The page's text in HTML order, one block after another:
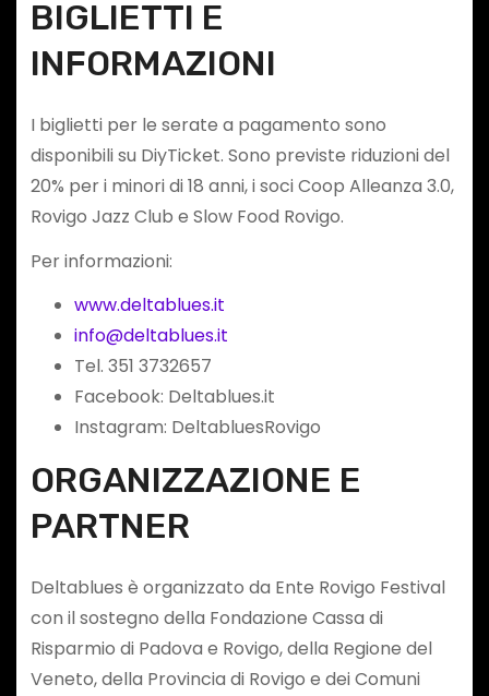
BIGLIETTI E
INFORMAZIONI
I biglietti per le serate a pagamento sono
disponibili su DiyTicket. Sono previste riduzioni del
20% per i minori di 18 anni, i soci Coop Alleanza 3.0,
Rovigo Jazz Club e Slow Food Rovigo.
Per informazioni:
www.deltablues.it
info@deltablues.it
Tel. 351 3732657
Facebook: Deltablues.it
Instagram: DeltabluesRovigo
ORGANIZZAZIONE E
PARTNER
Deltablues è organizzato da Ente Rovigo Festival
con il sostegno della Fondazione Cassa di
Risparmio di Padova e Rovigo, della Regione del
Veneto, della Provincia di Rovigo e dei Comuni